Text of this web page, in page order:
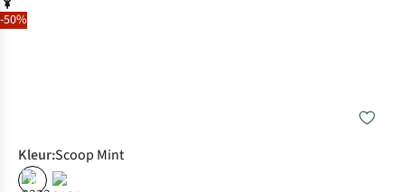
-50%
Kleur:Scoop Mint
%